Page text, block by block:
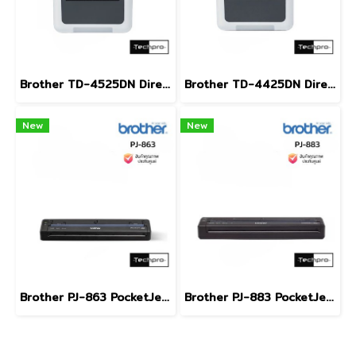
Brother TD-4525DN Direct Thermal Label Printer 300 dpi LAN USB Type-C เครื่องพิมพ์ฉลากบาร์โค้ด 4 นิ้ว Brother TD-4425DN Direct Thermal Label Printer 4 นิ้ว LAN USB Type-C เครื่องพิมพ์ฉลากบาร์โค้ดสำหรับคลังสินค้าและขนส่ง
New
Brother PJ-863 PocketJet A4 Mobile Printer Direct Thermal Bluetooth USB Type-C เครื่องพิมพ์พกพา A4
New
Brother PJ-883 PocketJet A4 Mobile Printer Direct Thermal Wi-Fi Bluetooth AirPrint USB Type-C เครื่องพิมพ์พกพา A4